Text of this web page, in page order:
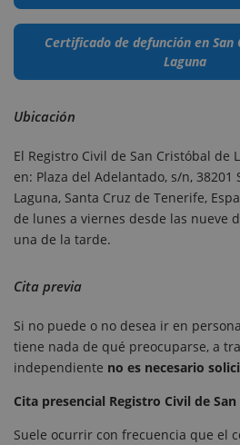
Certificado de defunción en
Laguna
Ubicación
El Registro Civil de San Cristóbal de
en: Plaza del Adelantado, s/n, 38201
Laguna, Santa Cruz de Tenerife,
de lunes a viernes desde las nueve
una de la tarde.
Cita previa
Si no puede o no desea ir en
tiene nada de qué preocuparse, a
independiente no es necesario
Cita presencial Registro Civil de
Suele ocurrir con frecuencia que el